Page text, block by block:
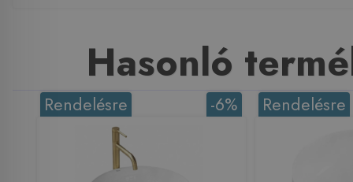
Hasonló
-6%
Rendelésre Rendelésre